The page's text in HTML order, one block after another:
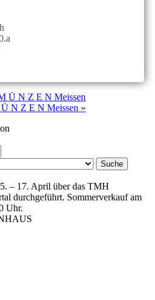
Ü N Z E N Meissen
N Z E N Meissen »
– 17. April über das TMH
durchgeführt. Sommerverkauf am
Uhr.